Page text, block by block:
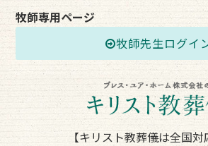
牧師専用ページ
牧師先生ログイ
【キリスト教葬儀は全国対